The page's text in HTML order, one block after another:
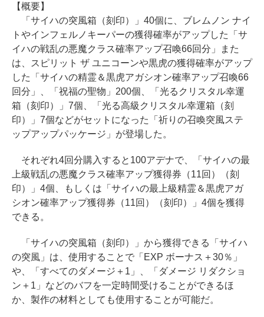
【概要】
「サイハの突風箱（刻印）」40個に、ブレムノン ナイ
トやインフェルノキーパーの獲得確率がアップした「サ
イハの戦乱の悪魔クラス確率アップ召喚66回分」また
は、スピリット ザ ユニコーンや黒虎の獲得確率がアップ
した「サイハの精霊＆黒虎アガシオン確率アップ召喚66
回分」、「祝福の聖物」200個、「光るクリスタル幸運
箱（刻印）」7個、「光る高級クリスタル幸運箱（刻
印）」7個などがセットになった「祈りの召喚突風ステ
ップアップパッケージ」が登場した。
それぞれ4回分購入すると100アデナで、「サイハの最
上級戦乱の悪魔クラス確率アップ獲得券（11回）（刻
印）」4個、もしくは「サイハの最上級精霊＆黒虎アガ
シオン確率アップ獲得券（11回）（刻印）」4個を獲得
できる。
「サイハの突風箱（刻印）」から獲得できる「サイハ
の突風」は、使用することで「EXP ボーナス＋30％」
や、「すべてのダメージ＋1」、「ダメージ リダクショ
ン＋1」などのバフを一定時間受けることができるほ
か、製作の材料としても使用することが可能だ。